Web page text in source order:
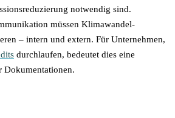
notwendig sind.
müssen Klimawandel-
– intern und extern. Für Unternehmen,
durchlaufen, bedeutet dies eine
Dokumentationen.